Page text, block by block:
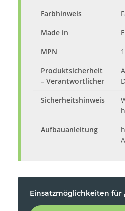
Farbhinweis
Made in
MPN
Produktsicherheit
– Verantwortlicher
Sicherheitshinweis
Aufbauanleitung
Einsatzmöglichkeiten für